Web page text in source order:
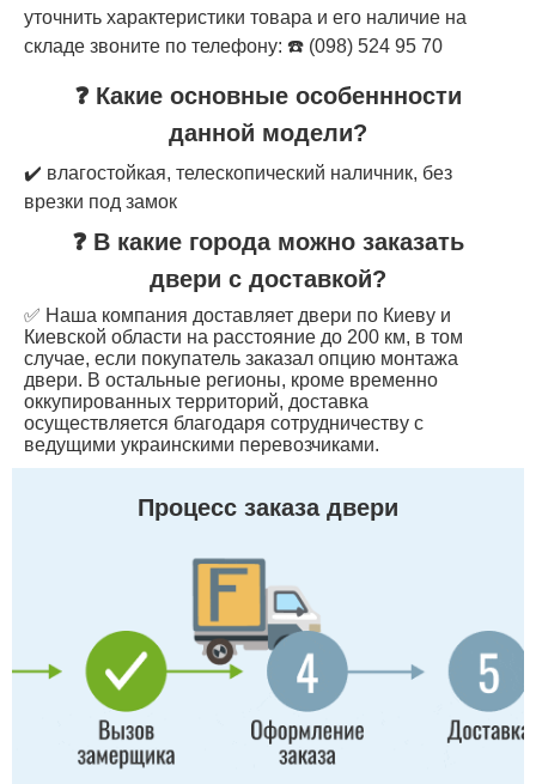
уточнить характеристики товара и его наличие на
складе звоните по телефону: ☎️ (098) 524 95 70
❓ Какие основные особеннности
данной модели?
✔️ влагостойкая, телескопический наличник, без
врезки под замок
❓ В какие города можно заказать
двери с доставкой?
✅ Наша компания доставляет двери по Киеву и
Киевской области на расстояние до 200 км, в том
случае, если покупатель заказал опцию монтажа
двери. В остальные регионы, кроме временно
оккупированных территорий, доставка
осуществляется благодаря сотрудничеству с
ведущими украинскими перевозчиками.
Процесс заказа двери